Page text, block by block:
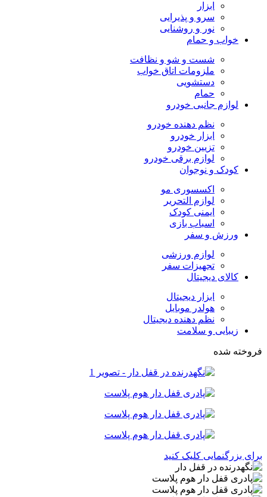
ابزار
سرو و پذیرایی
نور و روشنایی
خواب و حمام
شست و شو و نظافت
ملزومات اتاق خواب
دستشویی
حمام
لوازم جانبی خودرو
نظم دهنده خودرو
ابزار خودرو
تزیین خودرو
لوازم برقی خودرو
کودک و نوجوان
اکسسوری مو
لوازم التحریر
ایمنی کودک
اسباب بازی
ورزش و سفر
لوازم ورزشی
تجهیزات سفر
کالای دیجیتال
ابزار دیجیتال
هولدر موبایل
نظم دهنده دیجیتال
زیبایی و سلامت
فروخته شده
برای بزرگنمایی کلیک کنید